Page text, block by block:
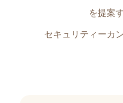
を提案
セキュリティーカ